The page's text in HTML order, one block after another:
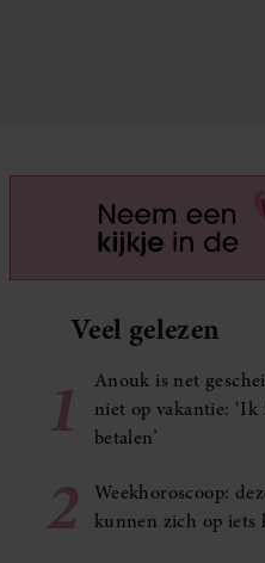
Veel gelezen
1
Anouk is net
niet op vakantie:
betalen’
2
Weekhoroscoop:
kunnen zich op iets